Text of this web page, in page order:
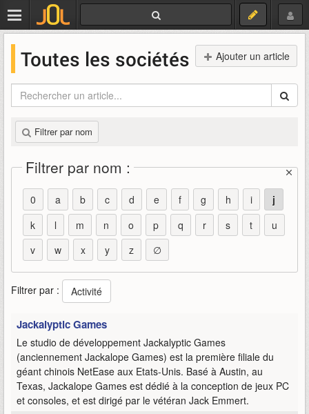
Ajouter un article
Toutes les sociétés
Filtrer par nom
Filtrer par nom :
0 a b c d e f g h i
j
k
l m n o p q r s t
u
v
w x y z ∅
Filtrer par : Activité
Jackalyptic Games
Le studio de développement Jackalyptic Games
(anciennement Jackalope Games) est la première filiale du
géant chinois NetEase aux Etats-Unis. Basé à Austin, au
Texas, Jackalope Games est dédié à la conception de jeux PC
et consoles, et est dirigé par le vétéran Jack Emmert.